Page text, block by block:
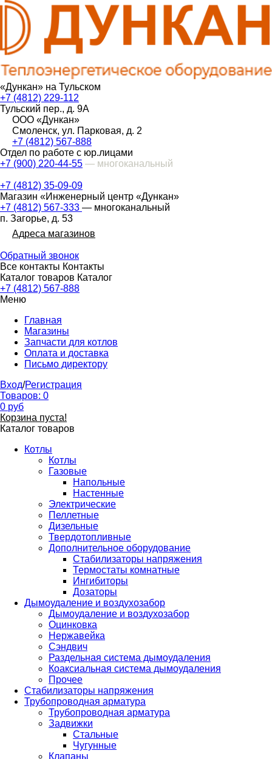
«Дункан» на Тульском
+7 (4812) 229-112
Тульский пер., д. 9А
ООО «Дункан»
Смоленск, ул. Парковая, д. 2
+7 (4812) 567-888
Отдел по работе с юр.лицами
+7 (900) 220-44-55 — многоканальный
+7 (4812) 35-09-09
Магазин «Инженерный центр «Дункан»
+7 (4812) 567-333 — многоканальный
п. Загорье, д. 53
Адреса магазинов
Обратный звонок
Все контакты Контакты
Каталог товаров Каталог
+7 (4812) 567-888
Меню
Главная
Магазины
Запчасти для котлов
Оплата и доставка
Письмо директору
Вход/Регистрация
Товаров: 0
0 руб
Корзина пуста!
Каталог товаров
Котлы
Котлы
Газовые
Напольные
Настенные
Электрические
Пеллетные
Дизельные
Твердотопливные
Дополнительное оборудование
Стабилизаторы напряжения
Термостаты комнатные
Ингибиторы
Дозаторы
Дымоудаление и воздухозабор
Дымоудаление и воздухозабор
Оцинковка
Нержавейка
Сэндвич
Раздельная система дымоудаления
Коаксиальная система дымоудаления
Прочее
Стабилизаторы напряжения
Трубопроводная арматура
Трубопроводная арматура
Задвижки
Стальные
Чугунные
Клапаны